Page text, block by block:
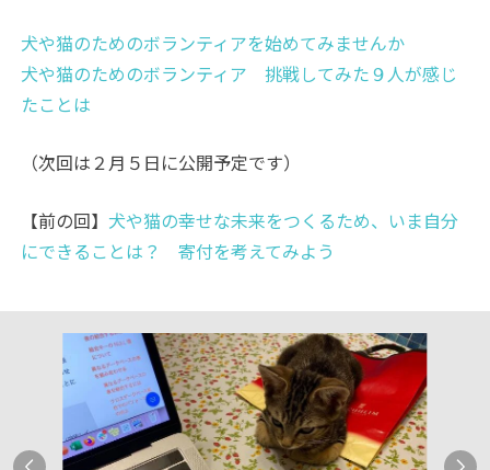
犬や猫のためのボランティアを始めてみませんか
犬や猫のためのボランティア 挑戦してみた９人が感じ
たことは
（次回は２月５日に公開予定です）
【前の回】犬や猫の幸せな未来をつくるため、いま自分
にできることは？ 寄付を考えてみよう